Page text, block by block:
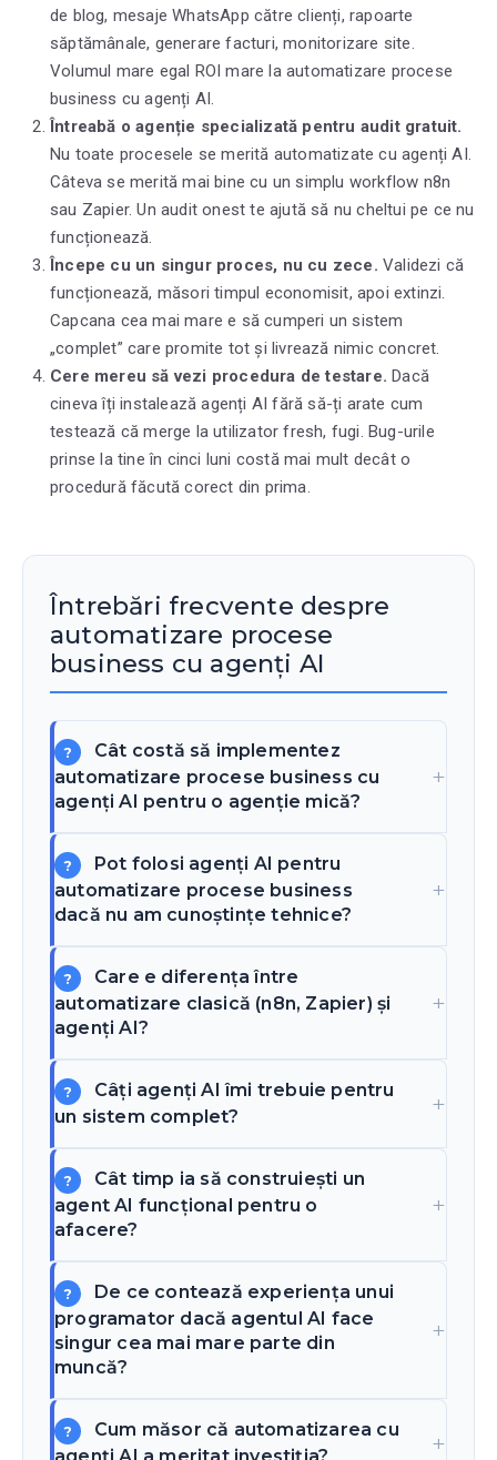
de blog, mesaje WhatsApp către clienți, rapoarte
săptămânale, generare facturi, monitorizare site.
Volumul mare egal ROI mare la automatizare procese
business cu agenți AI.
Întreabă o agenție specializată pentru audit gratuit.
Nu toate procesele se merită automatizate cu agenți AI.
Câteva se merită mai bine cu un simplu workflow n8n
sau Zapier. Un audit onest te ajută să nu cheltui pe ce nu
funcționează.
Începe cu un singur proces, nu cu zece. Validezi că
funcționează, măsori timpul economisit, apoi extinzi.
Capcana cea mai mare e să cumperi un sistem
„complet” care promite tot și livrează nimic concret.
Cere mereu să vezi procedura de testare. Dacă
cineva îți instalează agenți AI fără să-ți arate cum
testează că merge la utilizator fresh, fugi. Bug-urile
prinse la tine în cinci luni costă mai mult decât o
procedură făcută corect din prima.
Întrebări frecvente despre
automatizare procese
business cu agenți AI
Cât costă să implementez
automatizare procese business cu
agenți AI pentru o agenție mică?
Pot folosi agenți AI pentru
automatizare procese business
dacă nu am cunoștințe tehnice?
Care e diferența între
automatizare clasică (n8n, Zapier) și
agenți AI?
Câți agenți AI îmi trebuie pentru
un sistem complet?
Cât timp ia să construiești un
agent AI funcțional pentru o
afacere?
De ce contează experiența unui
programator dacă agentul AI face
singur cea mai mare parte din
muncă?
Cum măsor că automatizarea cu